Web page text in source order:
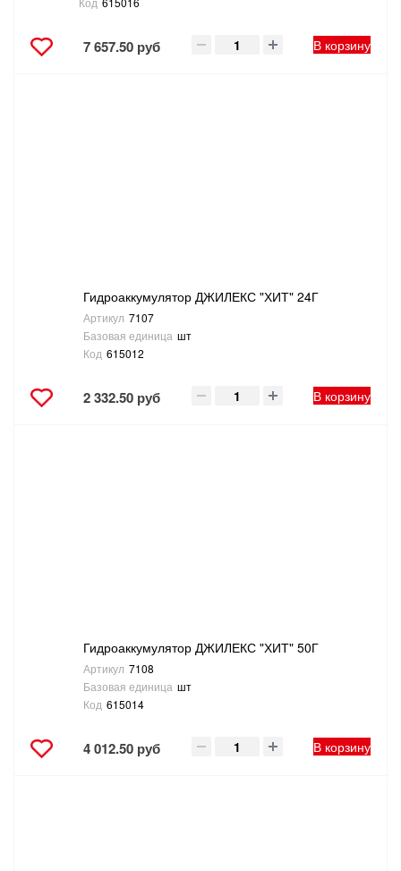
7 657.50 руб В корзину
Гидроаккумулятор ДЖИЛЕКС "ХИТ" 24Г
Артикул 7107
Базовая единица шт
Код 615012
2 332.50 руб В корзину
Гидроаккумулятор ДЖИЛЕКС "ХИТ" 50Г
Артикул 7108
Базовая единица шт
Код 615014
4 012.50 руб В корзину